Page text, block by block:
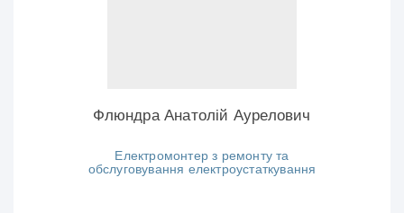
Флюндра Анатолій Аурелович
Електромонтер з ремонту та
обслуговування електроустаткування